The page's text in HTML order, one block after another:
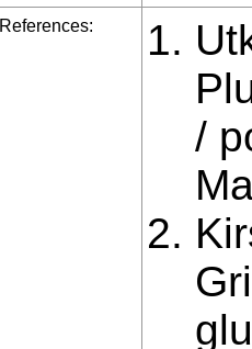
References:
/